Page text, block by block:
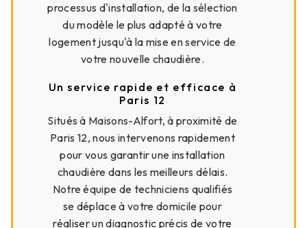
processus d'installation, de la sélection
du modèle le plus adapté à votre
logement jusqu'à la mise en service de
votre nouvelle chaudière.
Un service rapide et efficace à
Paris 12
Situés à Maisons-Alfort, à proximité de
Paris 12, nous intervenons rapidement
pour vous garantir une installation
chaudière dans les meilleurs délais.
Notre équipe de techniciens qualifiés
se déplace à votre domicile pour
réaliser un diagnostic précis de votre